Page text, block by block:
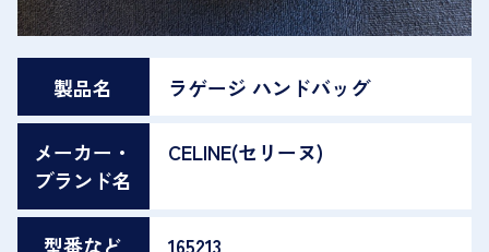
製品名 ラゲージ ハンドバッグ
メーカー・
ブランド名
CELINE(セリーヌ)
型番など 165213